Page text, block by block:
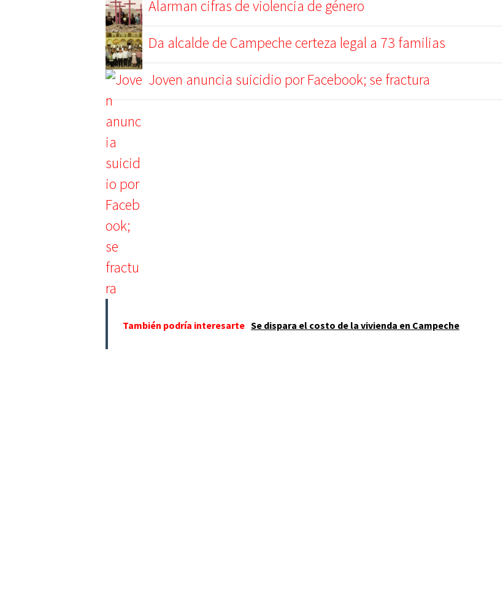
Alarman cifras de violencia de género
Da alcalde de Campeche certeza legal a 73 familias
Joven anuncia suicidio por Facebook; se fractura
También podría interesarte Se dispara el costo de la vivienda en Campeche